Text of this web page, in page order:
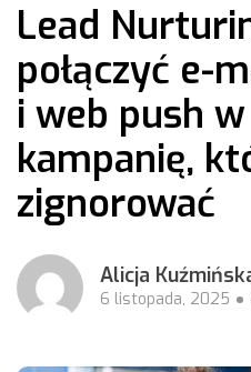
Lead
połączyć e-
i web push
kampanię,
zignorować
Alicja
6 listopada, 2025